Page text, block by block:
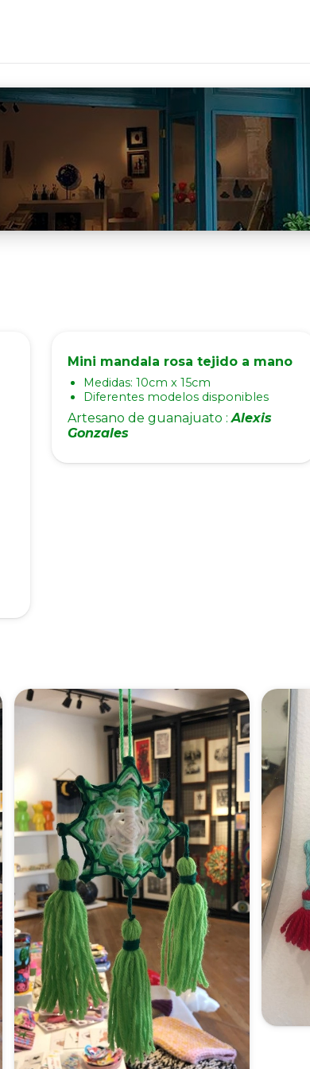
Mini mandala rosa tejido a mano
Medidas: 10cm x 15cm
Diferentes modelos disponibles
Artesano de guanajuato :Alexis
Gonzales